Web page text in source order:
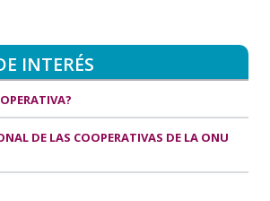
INTERÉS
DE LAS COOPERATIVAS DE LA ONU